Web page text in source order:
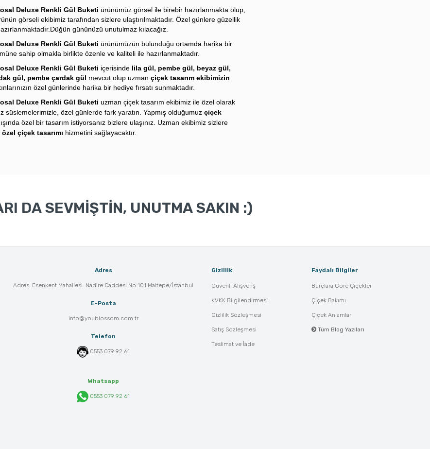
Deluxe Renkli Gül Buketi ürünümüz görsel ile birebir hazırlanmakta olup,
görseli ekibimiz tarafından sizlere ulaştırılmaktadır. Özel günlere güzellik
gününüzü unutulmaz kılacağız.
Deluxe Renkli Gül Buketi ürünümüzün bulunduğu ortamda harika bir
sahip olmakla birlikte özenle ve kaliteli ile hazırlanmaktadır.
Deluxe Renkli Gül Buketi içerisinde lila gül, pembe gül, beyaz gül,
gül, pembe çardak gül mevcut olup uzman çiçek tasarım ekibimizin
özel günlerinde harika bir hediye fırsatı sunmaktadır.
Deluxe Renkli Gül Buketi uzman çiçek tasarım ekibimiz ile özel olarak
süslemelerimizle, özel günlerde fark yaratın. Yapmış olduğumuz çiçek
özel bir tasarım istiyorsanız bizlere ulaşınız. Uzman ekibimiz sizlere
çiçek tasarımı hizmetini sağlayacaktır.
DA SEVMİŞTİN, UNUTMA SAKIN :)
Adres
Adres: Esenkent Mahallesi. Nadire Caddesi No:101 Maltepe/İstanbul
E-Posta
info@youblossom.com.tr
Telefon
0553 079 92 61
Whatsapp
0553 079 92 61
Gizlilik
Güvenli Alışveriş
KVKK Bilgilendirmesi
Gizlilik Sözleşmesi
Satış Sözleşmesi
Teslimat ve İade
Faydalı Bilgiler
Burçlara Göre Çiçekler
Çiçek Bakımı
Çiçek Anlamları
Tüm Blog Yazıları